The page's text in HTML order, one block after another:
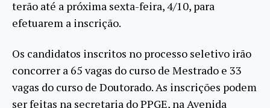
terão até a próxima sexta-feira, 4/10, para
efetuarem a inscrição.
Os candidatos inscritos no processo seletivo irão
concorrer a 65 vagas do curso de Mestrado e 33
vagas do curso de Doutorado. As inscrições podem
ser feitas na secretaria do PPGE, na Avenida